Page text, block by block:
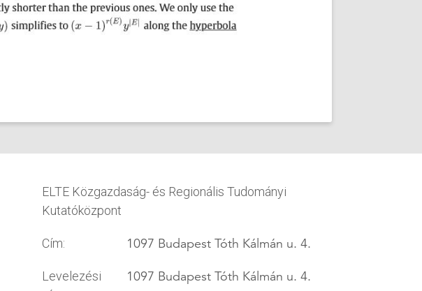
ELTE Közgazdaság- és Regionális Tudományi
Kutatóközpont
Cím: 1097 Budapest Tóth Kálmán u. 4.
Levelezési
1097 Budapest Tóth Kálmán u. 4.